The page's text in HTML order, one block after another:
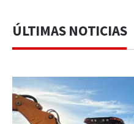
ÚLTIMAS NOTICIAS